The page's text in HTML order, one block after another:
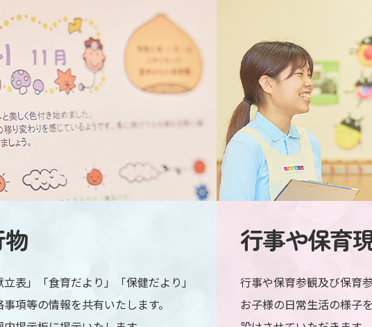
表」「食育だより」「保健だより」
項等の情報を共有いたします。
行事や保育
行事や保育参観及び保育
お子様の日常生活の様子